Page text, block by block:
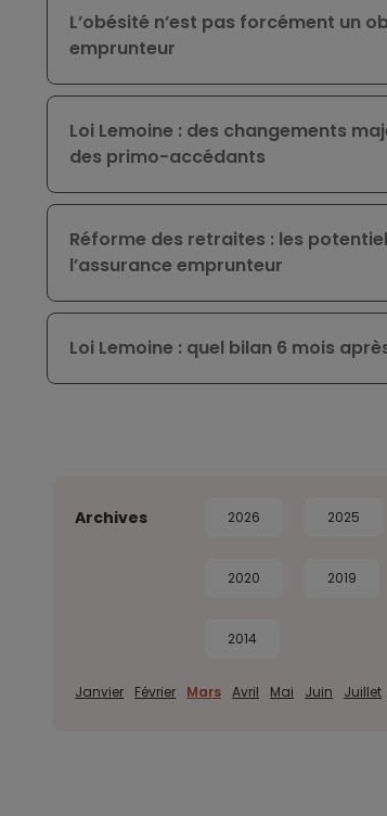
L’obésité n’est pas forcément un
emprunteur
Loi Lemoine : des changements
des primo-accédants
Réforme des retraites : les
l’assurance emprunteur
Loi Lemoine : quel bilan 6 mois
Archives 2026 2025
2020 2019
2014
Janvier Février Mars Avril Mai Juin Juillet